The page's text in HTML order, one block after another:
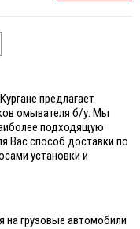
предлагает
омывателя б/у. Мы
подходящую
Вас способ доставки по
установки и
на грузовые автомобили